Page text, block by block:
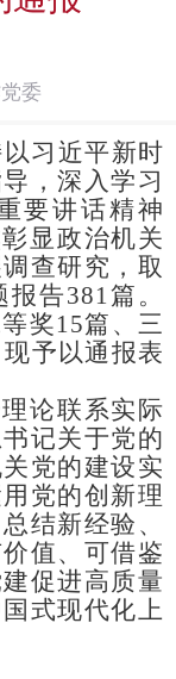
委
习近平新时
，深入学习
要讲话精神
显政治机关
查研究，取
报告381 篇。
奖15篇、三
予以通报表
论联系实际
记关于党的
党的建设实
党的创新理
结新经验、
值、可借鉴
促进高质量
式现代化上